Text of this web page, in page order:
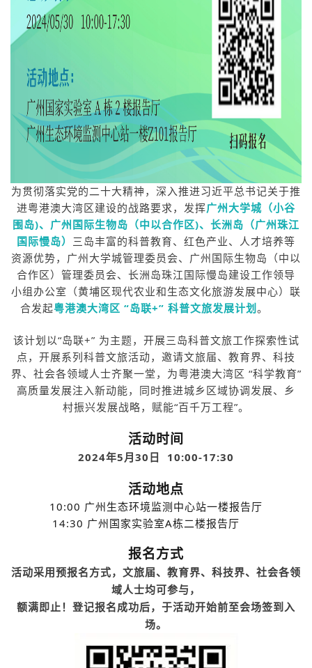
为贯彻落实党的二十大精神，深入推进习近平总书记关于推
进粤港澳大湾区建设的战路要求，发挥广州大学城（小谷
围岛)、广州国际生物岛（中以合作区)、长洲岛（广州珠江
国际慢岛） 三岛丰富的科普教育、红色产业、人才培养等
资源优势，广州大学城管理委员会、广州国际生物岛（中以
合作区）管理委员会、长洲岛珠江国际慢岛建设工作领导
小组办公室（黄埔区现代农业和生态文化旅游发展中心）联
合发起粤港澳大湾区 “岛联+” 科普文旅发展计划。
该计划以“岛联+” 为主题，开展三岛科普文旅工作探索性试
点，开展系列科普文旅活动，邀请文旅届、教育界、科技
界、社会各领域人士齐聚一堂，为粤港澳大湾区 “科学教育”
高质量发展注入新动能，同时推进城乡区域协调发展、乡
村振兴发展战略，赋能“百千万工程”。
活动时间
2024年5月30日 10:00-17:30
活动地点
10:00 广州生态环境监测中心站一楼报告厅
14:30 广州国家实验室A栋二楼报告厅
报名方式
活动采用预报名方式，文旅届、教育界、科技界、社会各领
域人士均可参与，
额满即止！登记报名成功后，于活动开始前至会场签到入
场。